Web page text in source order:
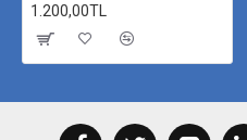
1.200,00TL